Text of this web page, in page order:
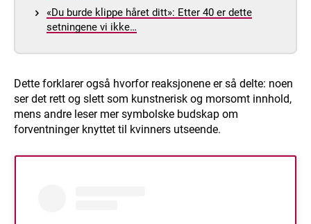
«Du burde klippe håret ditt»: Etter 40 er dette
setningene vi ikke…
Dette forklarer også hvorfor reaksjonene er så delte: noen
ser det rett og slett som kunstnerisk og morsomt innhold,
mens andre leser mer symbolske budskap om
forventninger knyttet til kvinners utseende.